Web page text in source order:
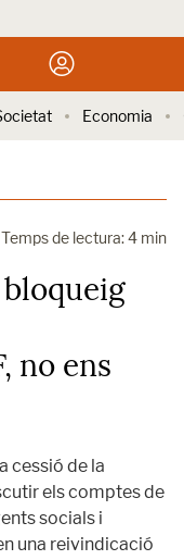
Economia
Temps de lectura: 4 min
no ens
cessió de la
els comptes de
socials i
una reivindicació